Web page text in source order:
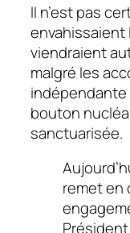
Il n’est pas
envahissaient
viendraient
malgré les
indépendante
bouton
sanctuarisée.
remet en